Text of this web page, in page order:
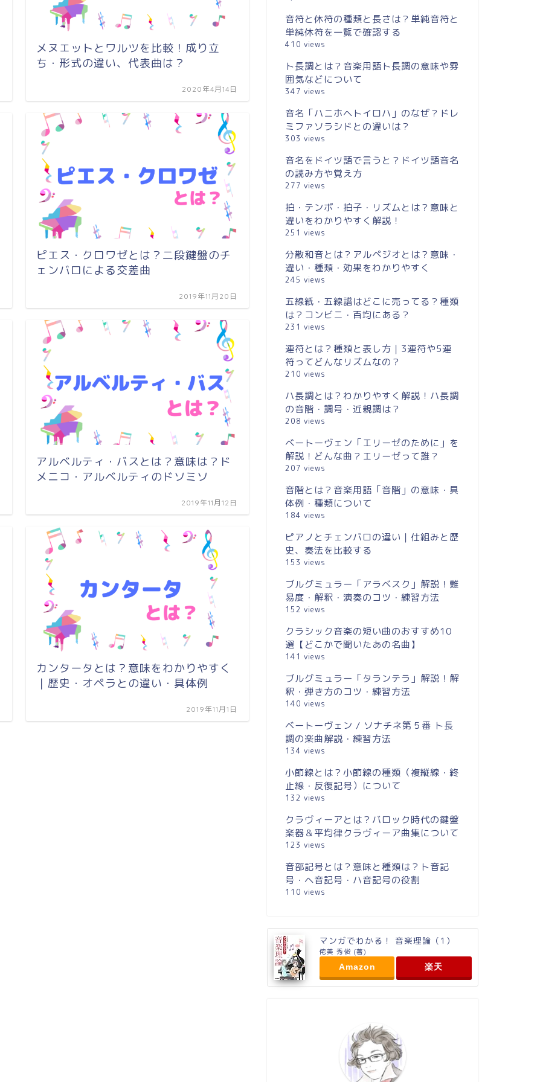
メヌエットとワルツを比較！成り立
ち・形式の違い、代表曲は？
2020年4月14日
ピエス・クロワゼとは？二段鍵盤のチ
ェンバロによる交差曲
2019年11月20日
アルベルティ・バスとは？意味は？ド
メニコ・アルベルティのドソミソ
2019年11月12日
カンタータとは？意味をわかりやすく
｜歴史・オペラとの違い・具体例
2019年11月1日
音符と休符の種類と長さは？単純音符と
単純休符を一覧で確認する
410 views
ト長調とは？音楽用語ト長調の意味や雰
囲気などについて
347 views
音名「ハニホヘトイロハ」のなぜ？ドレ
ミファソラシドとの違いは？
303 views
音名をドイツ語で言うと？ドイツ語音名
の読み方や覚え方
277 views
拍・テンポ・拍子・リズムとは？意味と
違いをわかりやすく解説！
251 views
分散和音とは？アルペジオとは？意味・
違い・種類・効果をわかりやすく
245 views
五線紙・五線譜はどこに売ってる？種類
は？コンビニ・百均にある？
231 views
連符とは？種類と表し方｜3連符や5連
符ってどんなリズムなの？
210 views
ハ長調とは？わかりやすく解説！ハ長調
の音階・調号・近親調は？
208 views
ベートーヴェン「エリーゼのために」を
解説！どんな曲？エリーゼって誰？
207 views
音階とは？音楽用語「音階」の意味・具
体例・種類について
184 views
ピアノとチェンバロの違い｜仕組みと歴
史、奏法を比較する
153 views
ブルグミュラー「アラベスク」解説！難
易度・解釈・演奏のコツ・練習方法
152 views
クラシック音楽の短い曲のおすすめ10
選【どこかで聞いたあの名曲】
141 views
ブルグミュラー「タランテラ」解説！解
釈・弾き方のコツ・練習方法
140 views
ベートーヴェン / ソナチネ第５番 ト長
調の楽曲解説・練習方法
134 views
小節線とは？小節線の種類（複縦線・終
止線・反復記号）について
132 views
クラヴィーアとは？バロック時代の鍵盤
楽器＆平均律クラヴィーア曲集について
123 views
音部記号とは？意味と種類は？ト音記
号・ヘ音記号・ハ音記号の役割
110 views
マンガでわかる！ 音楽理論（1）
侘美 秀俊 (著)
Amazon
楽天